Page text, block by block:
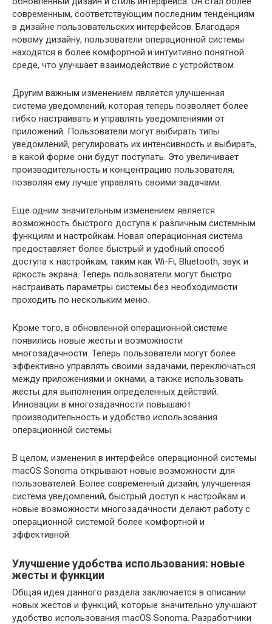
современным, соответствующим последним тенденциям
в дизайне пользовательских интерфейсов. Благодаря
новому дизайну, пользователи операционной системы
находятся в более комфортной и интуитивно понятной
среде, что улучшает взаимодействие с устройством.
Другим важным изменением является улучшенная
система уведомлений, которая теперь позволяет более
гибко настраивать и управлять уведомлениями от
приложений. Пользователи могут выбирать типы
уведомлений, регулировать их интенсивность и выбирать,
в какой форме они будут поступать. Это увеличивает
производительность и концентрацию пользователя,
позволяя ему лучше управлять своими задачами.
Еще одним значительным изменением является
возможность быстрого доступа к различным системным
функциям и настройкам. Новая операционная система
предоставляет более быстрый и удобный способ
доступа к настройкам, таким как Wi-Fi, Bluetooth, звук и
яркость экрана. Теперь пользователи могут быстро
настраивать параметры системы без необходимости
проходить по нескольким меню.
Кроме того, в обновленной операционной системе
появились новые жесты и возможности
многозадачности. Теперь пользователи могут более
эффективно управлять своими задачами, переключаться
между приложениями и окнами, а также использовать
жесты для выполнения определенных действий.
Инновации в многозадачности повышают
производительность и удобство использования
операционной системы.
В целом, изменения в интерфейсе операционной системы
macOS Sonoma открывают новые возможности для
пользователей. Более современный дизайн, улучшенная
система уведомлений, быстрый доступ к настройкам и
новые возможности многозадачности делают работу с
операционной системой более комфортной и
эффективной.
Улучшение удобства использования: новые
жесты и функции
Общая идея данного раздела заключается в описании
новых жестов и функций, которые значительно улучшают
удобство использования macOS Sonoma. Разработчики